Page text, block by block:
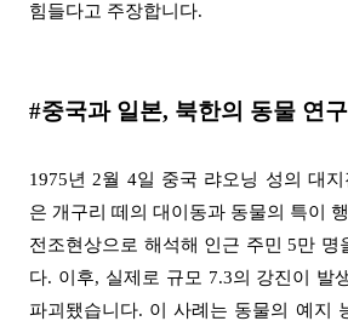
힘들다고 주장합니다.
#중국과 일본, 북한의 동물 연구
1975년 2월 4일 중국 랴오닝 성의 대지
은 개구리 떼의 대이동과 동물의 특이
전조현상으로 해석해 인근 주민5만 명
다. 이후, 실제로 규모 7.3의 강진이 발
파괴됐습니다. 이 사례는 동물의 예지